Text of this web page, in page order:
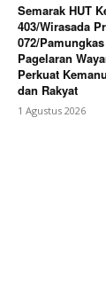
Semarak HUT
403/Wirasada
072/
Pagelaran
Perkuat
dan Rakyat
1 Agustus 2026